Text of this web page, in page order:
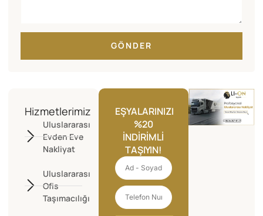
GÖNDER
Hizmetlerimiz
Uluslararası
Evden Eve
Nakliyat
Uluslararası
Ofis
Taşımacılığı
EŞYALARINIZI
%20
İNDIRIMLI
TAŞIYIN!